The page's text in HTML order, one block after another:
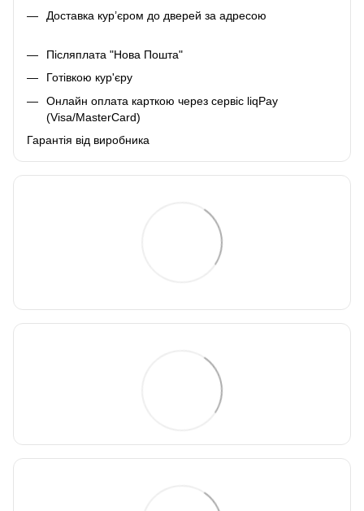
Доставка кур’єром до дверей за адресою
Післяплата "Нова Пошта"
Готівкою кур'єру
Онлайн оплата карткою через сервіс liqPay
(Visa/MasterCard)
Гарантія від виробника